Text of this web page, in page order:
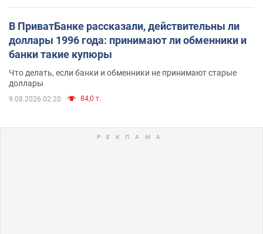
В ПриватБанке рассказали, действительны ли
доллары 1996 года: принимают ли обменники и
банки такие купюры
Что делать, если банки и обменники не принимают старые
доллары
9.08.2026 02:20 84,0 т.